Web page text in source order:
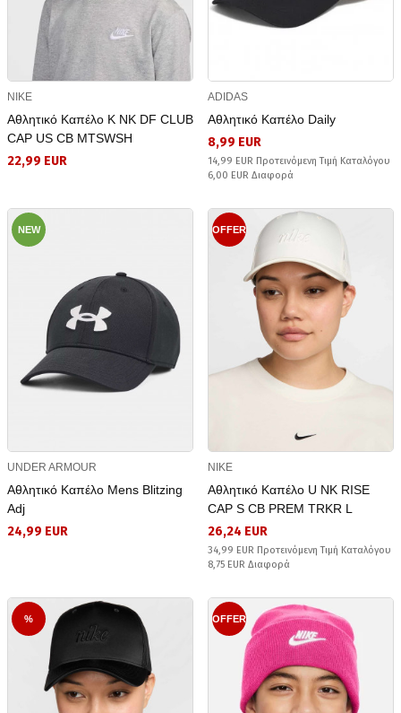
NIKE
Αθλητικό Καπέλο K NK DF CLUB
CAP US CB MTSWSH
22,99 EUR
ADIDAS
Αθλητικό Καπέλο Daily
8,99 EUR
14,99 EUR Προτεινόμενη Τιμή Καταλόγου
6,00 EUR Διαφορά
NEW
UNDER ARMOUR
Αθλητικό Καπέλο Mens Blitzing
Adj
24,99 EUR
OFFER
NIKE
Αθλητικό Καπέλο U NK RISE
CAP S CB PREM TRKR L
26,24 EUR
34,99 EUR Προτεινόμενη Τιμή Καταλόγου
8,75 EUR Διαφορά
% OFFER